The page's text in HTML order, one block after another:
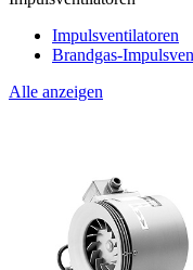
Impulsventilatoren
Brandgas-
Alle anzeigen